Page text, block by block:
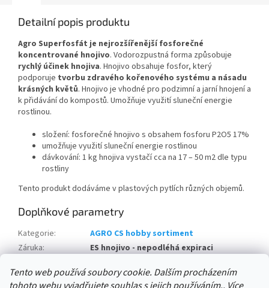
Tento web používá soubory cookie. Dalším procházením
Detailní popis produktu
Agro Superfosfát je nejrozšířenější fosforečné
koncentrované hnojivo. Vodorozpustná forma způsobuje
rychlý účinek hnojiva. Hnojivo obsahuje fosfor, který
podporuje tvorbu zdravého kořenového systému a násadu
krásných květů. Hnojivo je vhodné pro podzimní a jarní hnojení a
k přidávání do kompostů. Umožňuje využití sluneční energie
rostlinou.
složení: fosforečné hnojivo s obsahem fosforu P2O5 17%
umožňuje využití sluneční energie rostlinou
dávkování: 1 kg hnojiva vystačí cca na 17 – 50 m2 dle typu
rostliny
Tento produkt dodáváme v plastových pytlích různých objemů.
Doplňkové parametry
Kategorie:
AGRO CS hobby sortiment
Záruka:
ES hnojivo - nepodléhá expiraci